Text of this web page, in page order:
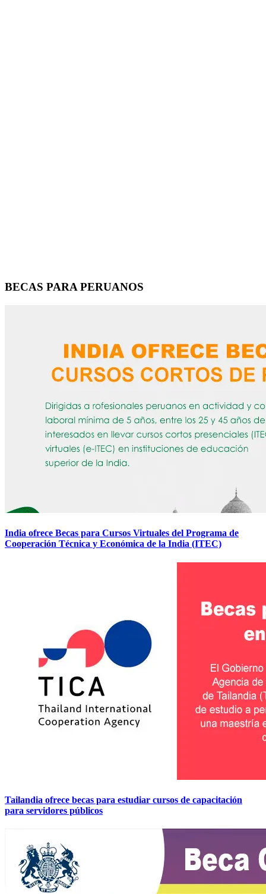
BECAS PARA PERUANOS
India ofrece Becas para Cursos Virtuales del Programa de
Cooperación Técnica y Económica de la India (ITEC)
Tailandia ofrece becas para estudiar cursos de capacitación
para servidores públicos